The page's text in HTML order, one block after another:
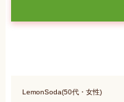
LemonSoda(50代・女性)